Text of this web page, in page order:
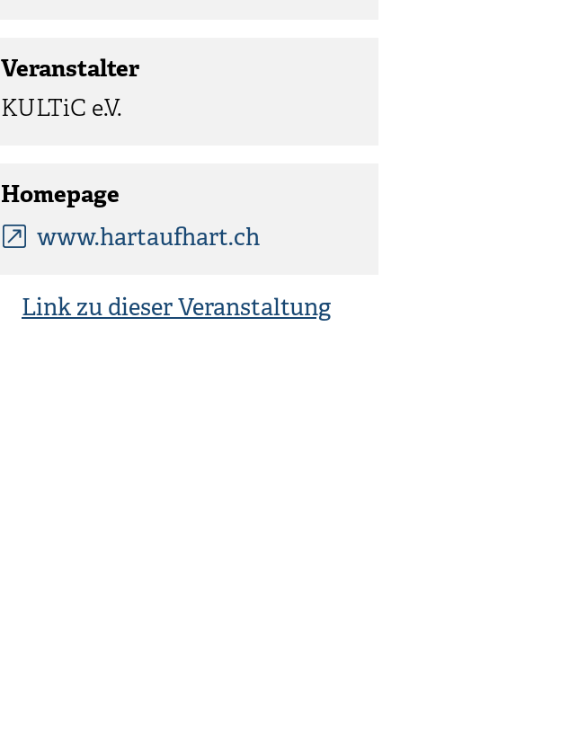
Veranstalter
KULTiC e.V.
Homepage
www.hartaufhart.ch
Link zu dieser Veranstaltung